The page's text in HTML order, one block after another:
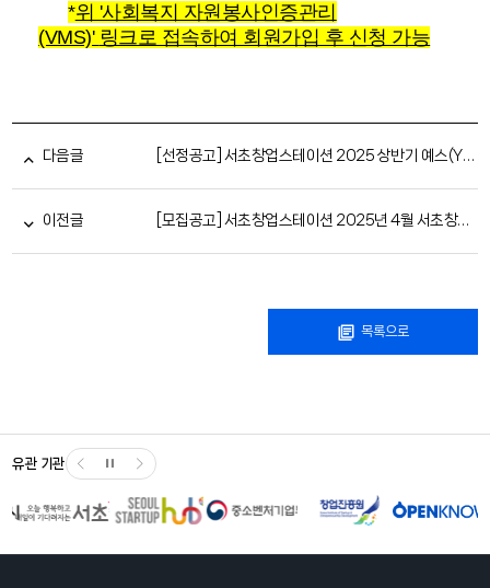
*위 '사회복지 자원봉사인증관리
(VMS)' 링크로 접속하여 회원가입 후 신청 가능
다음글 [선정공고] 서초창업스테이션 2025 상반기 예스(YES) 선정자 발표
이전글 [모집공고] 서초창업스테이션 2025년 4월 서초창업월간컨설팅 참여자 모집(~4.7)
목록으로
유관 기관